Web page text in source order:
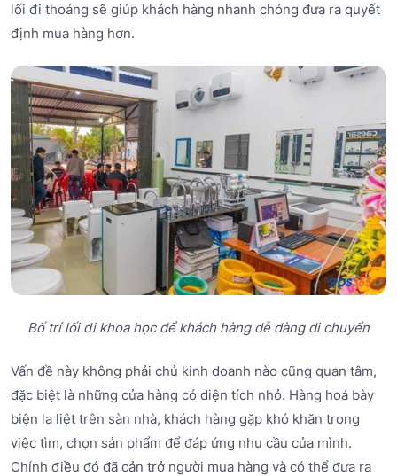
lối đi thoáng sẽ giúp khách hàng nhanh chóng đưa ra quyết
định mua hàng hơn.
Bố trí lối đi khoa học để khách hàng dễ dàng di chuyển
Vấn đề này không phải chủ kinh doanh nào cũng quan tâm,
đặc biệt là những cửa hàng có diện tích nhỏ. Hàng hoá bày
biện la liệt trên sàn nhà, khách hàng gặp khó khăn trong
việc tìm, chọn sản phẩm để đáp ứng nhu cầu của mình.
Chính điều đó đã cản trở người mua hàng và có thể đưa ra